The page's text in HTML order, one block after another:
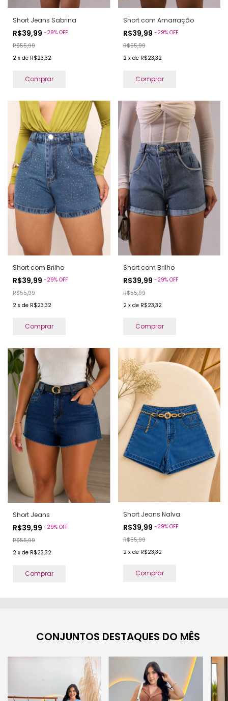
Short Jeans Sabrina
R$39,99 -29% OFF
R$55,99
2 x de R$23,32
Comprar
Short com Amarração
R$39,99 -29% OFF
R$55,99
2 x de R$23,32
Comprar
Short com Brilho
R$39,99 -29% OFF
R$55,99
2 x de R$23,32
Comprar
Short com Brilho
R$39,99 -29% OFF
R$55,99
2 x de R$23,32
Comprar
Short Jeans
R$39,99 -29% OFF
R$55,99
2 x de R$23,32
Comprar
Short Jeans Nalva
R$39,99 -29% OFF
R$55,99
2 x de R$23,32
Comprar
CONJUNTOS DESTAQUES DO MÊS